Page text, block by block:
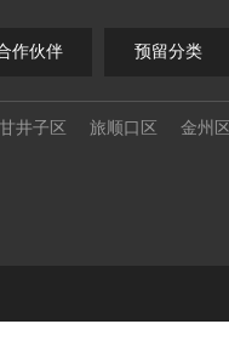
作伙伴 预留分类
甘井子区 旅顺口区 金州